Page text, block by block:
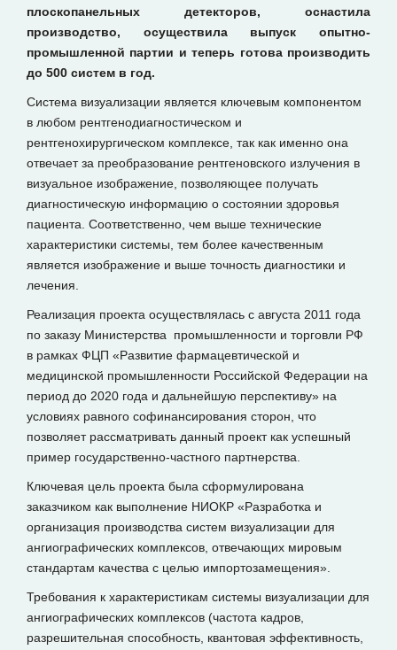
плоскопанельных детекторов, оснастила
производство, осуществила выпуск опытно-
промышленной партии и теперь готова производить
до 500 систем в год.
Система визуализации является ключевым компонентом
в любом рентгенодиагностическом и
рентгенохирургическом комплексе, так как именно она
отвечает за преобразование рентгеновского излучения в
визуальное изображение, позволяющее получать
диагностическую информацию о состоянии здоровья
пациента. Соответственно, чем выше технические
характеристики системы, тем более качественным
является изображение и выше точность диагностики и
лечения.
Реализация проекта осуществлялась с августа 2011 года
по заказу Министерства промышленности и торговли РФ
в рамках ФЦП «Развитие фармацевтической и
медицинской промышленности Российской Федерации на
период до 2020 года и дальнейшую перспективу» на
условиях равного софинансирования сторон, что
позволяет рассматривать данный проект как успешный
пример государственно-частного партнерства.
Ключевая цель проекта была сформулирована
заказчиком как выполнение НИОКР «Разработка и
организация производства систем визуализации для
ангиографических комплексов, отвечающих мировым
стандартам качества с целью импортозамещения».
Требования к характеристикам системы визуализации для
ангиографических комплексов (частота кадров,
разрешительная способность, квантовая эффективность,